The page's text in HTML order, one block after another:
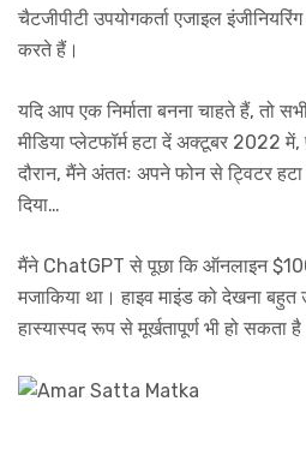
चैटजीपीटी उपयोगकर्ता एजाइल
करते हैं।
यदि आप एक निर्माता बनना चाहते हैं, तो
मीडिया प्लेटफॉर्म हटा दें अक्टूबर 2022
दौरान, मैंने अंततः अपने फोन से ट्विटर
दिया…
मैंने ChatGPT से पूछा कि ऑनलाइन
मजाकिया था। हाइव माइंड को देखना
हास्यास्पद रूप से मूर्खतापूर्ण भी हो सकता है